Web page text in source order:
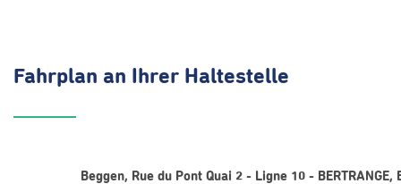
Fahrplan an Ihrer Haltestelle
Beggen, Rue du Pont Quai 2 - Ligne 10 -